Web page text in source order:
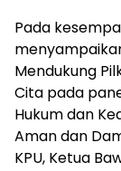
Pada
Mendukung
Cita pada
Hukum dan
Aman dan
KPU, Ketua